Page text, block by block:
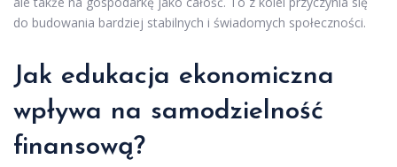
do budowania bardziej stabilnych i świadomych społeczności.
Jak edukacja ekonomiczna
wpływa na samodzielność
finansową?